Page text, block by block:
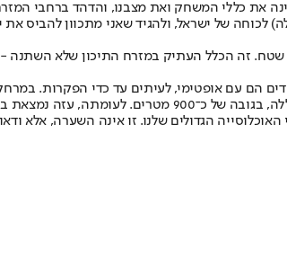
את כללי המשחק ואת מצבנו, והדהד ברחבי
לכוחה של ישראל, ולהגיד שאני מתכוון להביס
שטח. זה הכלל העתיק במזרח התיכון שלא
הגדולים שלנו. זו אינה השערה, אלא